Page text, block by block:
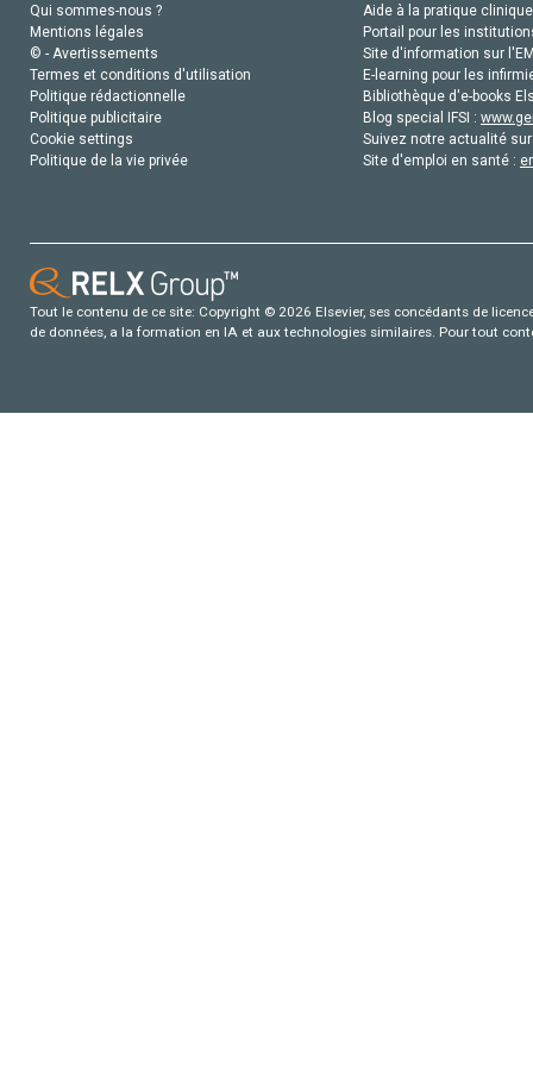
Qui sommes-nous ?
Mentions légales
© - Avertissements
Termes et conditions d'utilisation
Politique rédactionnelle
Politique publicitaire
Cookie settings
Politique de la vie privée
Aide à la pratique
Portail pour les
Site d'information sur
E-learning pour les
Bibliothèque d'e-books
Blog special IFSI :
Suivez notre actualité
Site d'emploi en santé :
Tout le contenu de ce site: Copyright © 2026 Elsevier, ses concédants de
de données, a la formation en IA et aux technologies similaires. Pour tout